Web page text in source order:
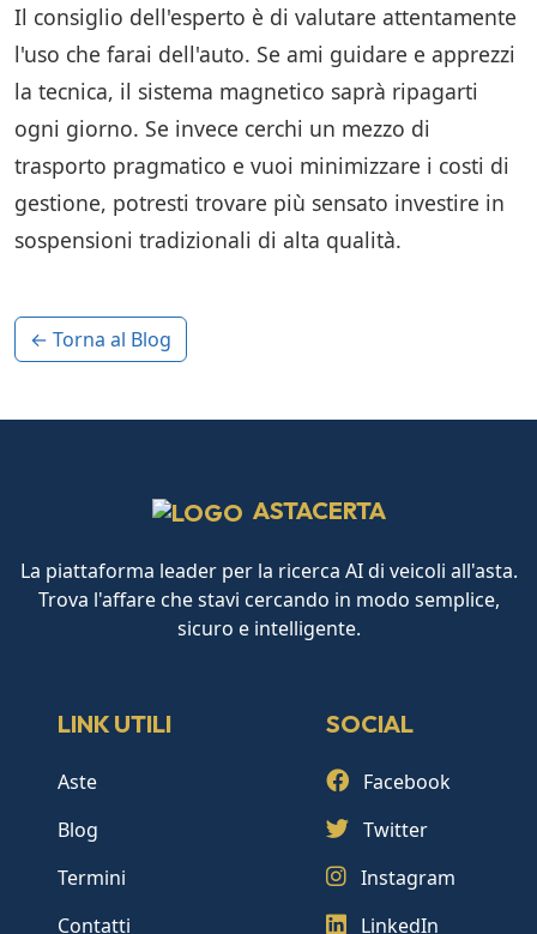
Il consiglio dell'esperto è di valutare attentamente
l'uso che farai dell'auto. Se ami guidare e apprezzi
la tecnica, il sistema magnetico saprà ripagarti
ogni giorno. Se invece cerchi un mezzo di
trasporto pragmatico e vuoi minimizzare i costi di
gestione, potresti trovare più sensato investire in
sospensioni tradizionali di alta qualità.
← Torna al Blog
ASTACERTA
La piattaforma leader per la ricerca AI di veicoli all'asta.
Trova l'affare che stavi cercando in modo semplice,
sicuro e intelligente.
LINK UTILI
Aste
Blog
Termini
Contatti
SOCIAL
Facebook
Twitter
Instagram
LinkedIn